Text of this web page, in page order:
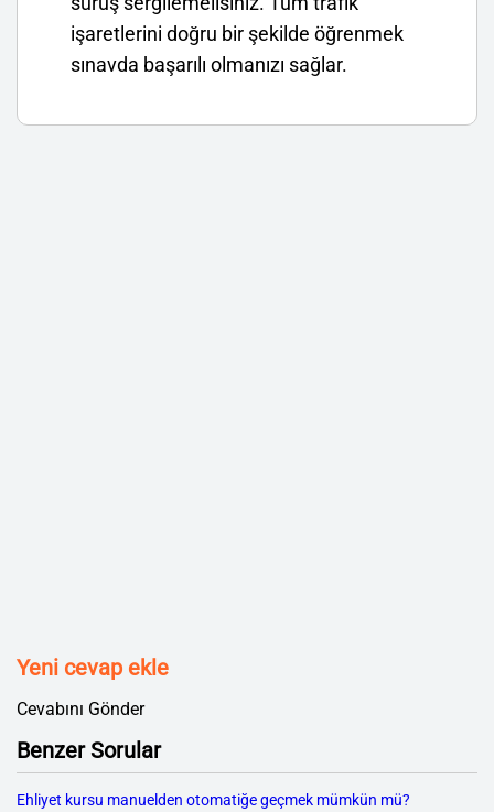
işaretlerini doğru bir şekilde öğrenmek
sınavda başarılı olmanızı sağlar.
Yeni cevap ekle
Cevabını Gönder
Benzer Sorular
Ehliyet kursu manuelden otomatiğe geçmek mümkün mü?